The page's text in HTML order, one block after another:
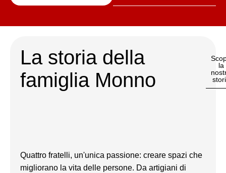
La storia della
famiglia Monno
la
Quattro fratelli, un'unica passione: creare spazi che
migliorano la vita delle persone. Da artigiani di